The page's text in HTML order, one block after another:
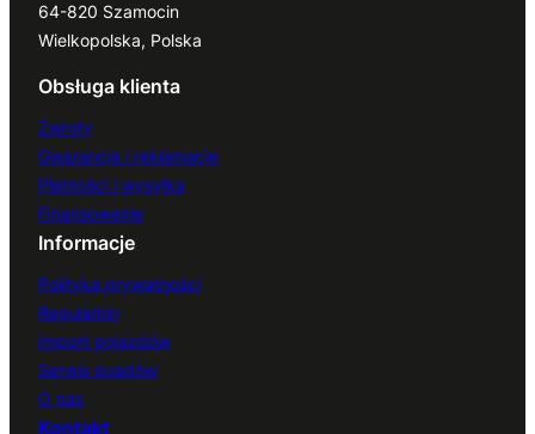
64-820 Szamocin
Wielkopolska, Polska
Obsługa klienta
Zwroty
Gwarancja i reklamacje
Płatności i wysyłka
Finansowanie
Informacje
Polityka prywatności
Regulamin
Import pojazdów
Serwis quadów
O nas
Kontakt